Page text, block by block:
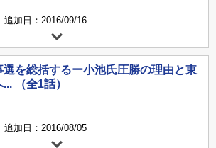
加日：2016/09/16
選を総括するー小池氏圧勝の理由と東
（全1話）
加日：2016/08/05